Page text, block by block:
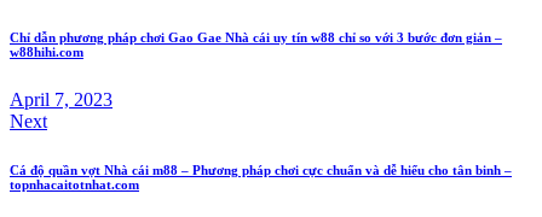
Chỉ dẫn phương pháp chơi Gao Gae Nhà cái uy tín w88 chỉ so với 3 bước đơn giản –
w88hihi.com
April 7, 2023
Next
Cá độ quần vợt Nhà cái m88 – Phương pháp chơi cực chuẩn và dễ hiểu cho tân binh –
topnhacaitotnhat.com